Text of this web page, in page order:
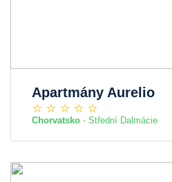
Apartmány Aurelio
Chorvatsko - Střední Dalmácie